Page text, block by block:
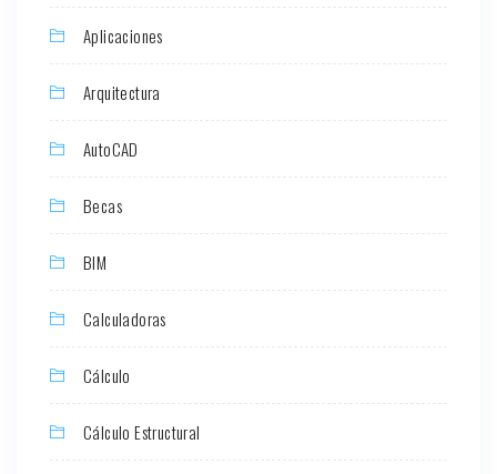
Aplicaciones
Arquitectura
AutoCAD
Becas
BIM
Calculadoras
Cálculo
Cálculo Estructural